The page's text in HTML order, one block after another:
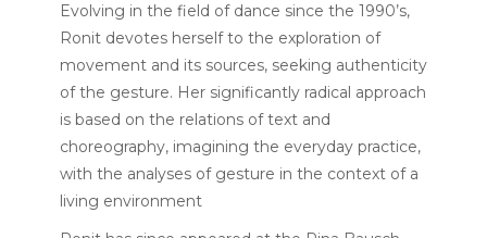
Evolving in the field of dance since the 1990’s,
Ronit devotes herself to the exploration of
movement and its sources, seeking authenticity
of the gesture. Her significantly radical approach
is based on the relations of text and
choreography, imagining the everyday practice,
with the analyses of gesture in the context of a
living environment